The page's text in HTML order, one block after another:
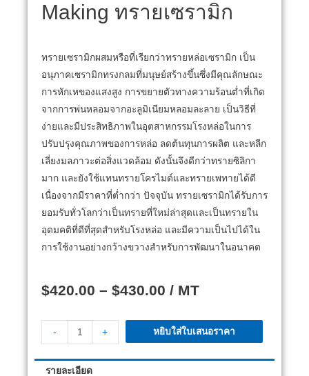
Making ทรายเซรามิก
ทรายเซรามิกผสมหรือที่เรียกว่าทรายหล่อเซรามิก เป็น
อนุภาคเซรามิกทรงกลมที่มนุษย์สร้างขึ้นซึ่งมีคุณลักษณะ
การหักเหของแสงสูง การขยายตัวทางความร้อนต่ำที่เกิด
จากการพ่นหลอมจากอะลูมิเนียมหลอมละลาย เป็นวิธีที่
ง่ายและมีประสิทธิภาพในอุตสาหกรรมโรงหล่อในการ
ปรับปรุงคุณภาพของการหล่อ ลดต้นทุนการผลิต และหลีก
เลี่ยงมลภาวะต่อสิ่งแวดล้อม ดังนั้นจึงดีกว่าทรายซิลิกา
มาก และยังใช้แทนทรายโครไมต์และทรายเพทายได้ดี
เนื่องจากมีราคาที่ต่ำกว่า ปัจจุบัน ทรายเซรามิกได้รับการ
ยอมรับทั่วโลกว่าเป็นทรายที่ใหม่ล่าสุดและเป็นทรายใน
อุดมคติที่ดีที่สุดสำหรับโรงหล่อ และมีความเป็นไปได้ใน
การใช้งานอย่างกว้างขวางสำหรับการพัฒนาในอนาคต
$420.00 – $430.00 / MT
- + หยิบใส่ใบเสนอราคา
รายละเอียด